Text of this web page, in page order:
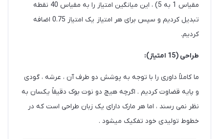
مقیاس 1 به 5) ، این میانگین امتیاز را به مقیاس 40 نقطه
تبدیل کردیم و سپس برای هر امتیاز یک امتیاز 0.75 اضافه
کردیم.
طراحی (15 امتیاز):
ما کاملاً داوری را با توجه به پوشش دو طرف آن ، عرشه ، گودی
و پایه قضاوت کردیم . اگرچه هیچ دو نوت بوک دقیقاً یکسان به
نظر نمی رسند ، اما هر مارک دارای یک زبان طراحی است که در
خطوط تولیدی خود تفکیک میشود .